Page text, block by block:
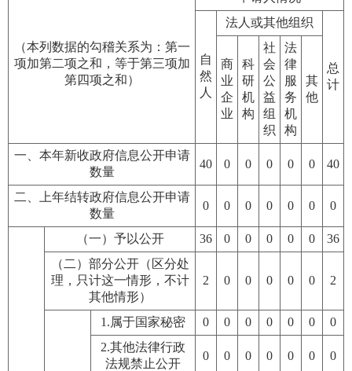
（本列数据的勾稽关系为：第一
项加第二项之和，等于第三项加
第四项之和）
自
然
人
法人或其他组织
总
计
商
业
企
业
科
研
机
构
社
会
公
益
组
织
法
律
服
务
机
构
其
他
一、本年新收政府信息公开申请
数量
40 0 0 0 0 0 40
二、上年结转政府信息公开申请
数量
0 0 0 0 0 0 0
（一）予以公开 36 0 0 0 0 0
36
（二）部分公开（区分处
理，只计这一情形，不计
其他情形）
2 0 0 0 0 0 2
1.属于国家秘密 0 0 0 0 0 0
0
2.其他法律行政
法规禁止公开
0 0 0 0 0 0 0